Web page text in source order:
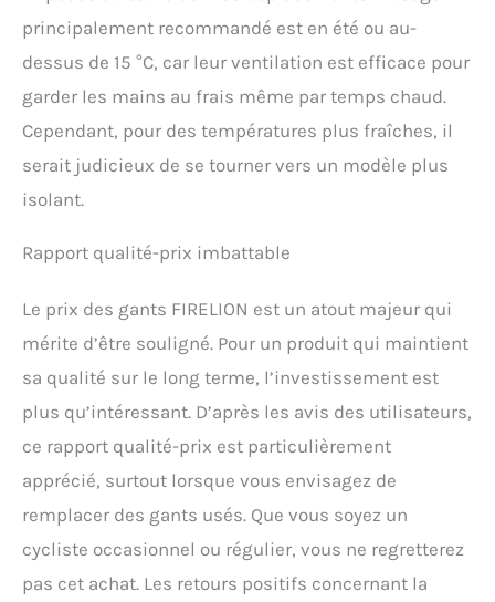
principalement recommandé est en été ou au-
dessus de 15 °C, car leur ventilation est efficace pour
garder les mains au frais même par temps chaud.
Cependant, pour des températures plus fraîches, il
serait judicieux de se tourner vers un modèle plus
isolant.
Rapport qualité-prix imbattable
Le prix des gants FIRELION est un atout majeur qui
mérite d’être souligné. Pour un produit qui maintient
sa qualité sur le long terme, l’investissement est
plus qu’intéressant. D’après les avis des utilisateurs,
ce rapport qualité-prix est particulièrement
apprécié, surtout lorsque vous envisagez de
remplacer des gants usés. Que vous soyez un
cycliste occasionnel ou régulier, vous ne regretterez
pas cet achat. Les retours positifs concernant la